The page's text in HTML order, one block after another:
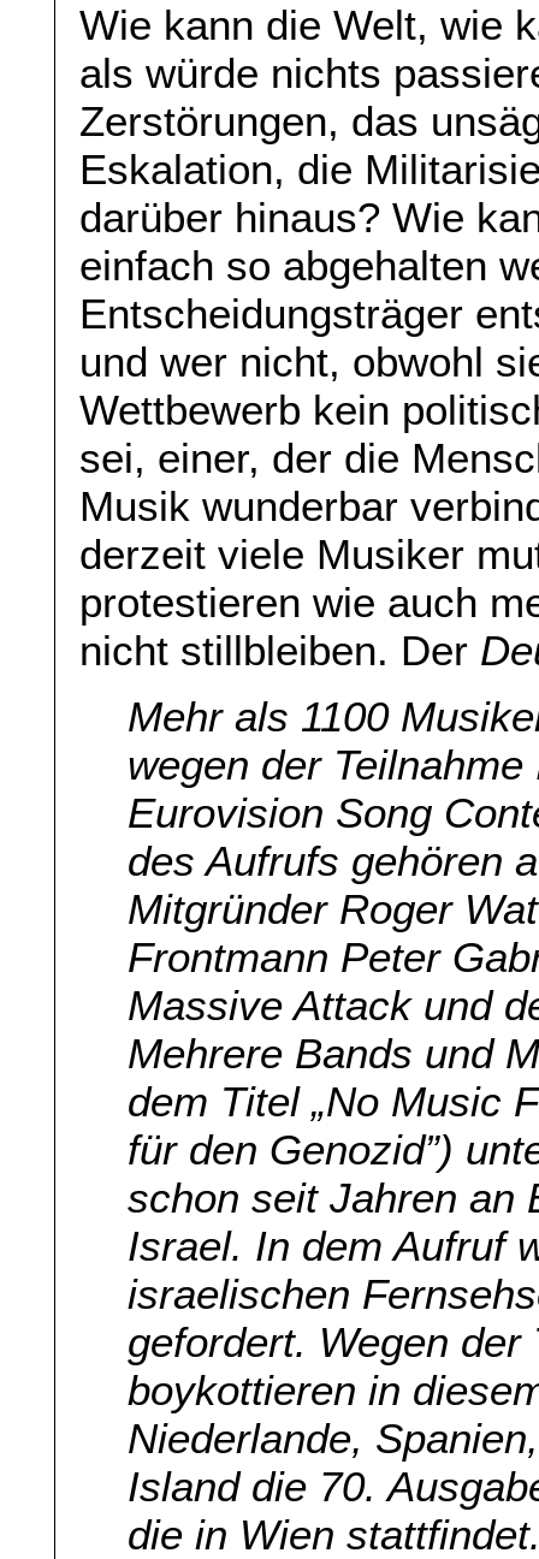
Wie kann die Welt, wie
als würde nichts
Zerstörungen, das
Eskalation, die
darüber hinaus? Wie
einfach so abgehalten
Entscheidungsträger
und wer nicht, obwohl
Wettbewerb kein
sei, einer, der die
Musik wunderbar
derzeit viele Musiker
protestieren wie auch
nicht stillbleiben. Der
Mehr als 1100
wegen der
Eurovision Song
des Aufrufs gehören
Mitgründer Roger
Frontmann Peter
Massive Attack und
Mehrere Bands und
dem Titel „No Music
für den Genozid”)
schon seit Jahren an
Israel. In dem Aufruf
israelischen
gefordert. Wegen der
boykottieren in
Niederlande,
Island die 70.
die in Wien